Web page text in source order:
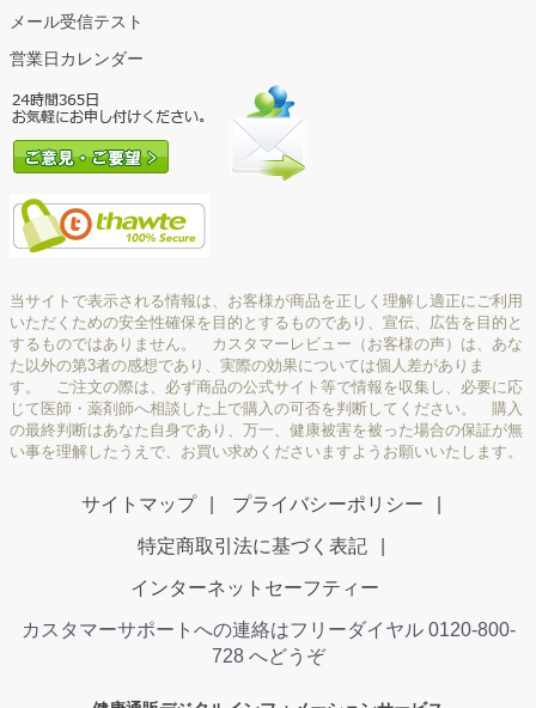
メール受信テスト
営業日カレンダー
当サイトで表示される情報は、お客様が商品を正しく理解し適正にご利用
いただくための安全性確保を目的とするものであり、宣伝、広告を目的と
するものではありません。 カスタマーレビュー（お客様の声）は、あな
た以外の第3者の感想であり、実際の効果については個人差がありま
す。 ご注文の際は、必ず商品の公式サイト等で情報を収集し、必要に応
じて医師・薬剤師へ相談した上で購入の可否を判断してください。 購入
の最終判断はあなた自身であり、万一、健康被害を被った場合の保証が無
い事を理解したうえで、お買い求めくださいますようお願いいたします。
サイトマップ プライバシーポリシー
特定商取引法に基づく表記
インターネットセーフティー
カスタマーサポートへの連絡はフリーダイヤル 0120-800-
728 へどうぞ